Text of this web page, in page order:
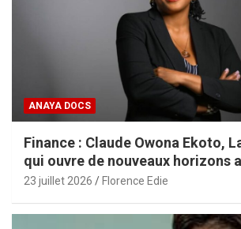
ANAYA DOCS
Finance : Claude Owona Ekoto,
qui ouvre de nouveaux horizons
aux PME africaines
23 juillet 2026 Florence Edie